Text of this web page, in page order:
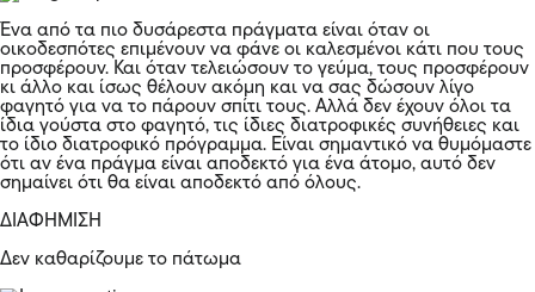
Ένα από τα πιο δυσάρεστα πράγματα είναι όταν οι
οικοδεσπότες επιμένουν να φάνε οι καλεσμένοι κάτι που τους
προσφέρουν. Και όταν τελειώσουν το γεύμα, τους προσφέρουν
κι άλλο και ίσως θέλουν ακόμη και να σας δώσουν λίγο
φαγητό για να το πάρουν σπίτι τους. Αλλά δεν έχουν όλοι τα
ίδια γούστα στο φαγητό, τις ίδιες διατροφικές συνήθειες και
το ίδιο διατροφικό πρόγραμμα. Είναι σημαντικό να θυμόμαστε
ότι αν ένα πράγμα είναι αποδεκτό για ένα άτομο, αυτό δεν
σημαίνει ότι θα είναι αποδεκτό από όλους.
ΔΙΑΦΗΜΙΣΗ
Δεν καθαρίζουμε το πάτωμα